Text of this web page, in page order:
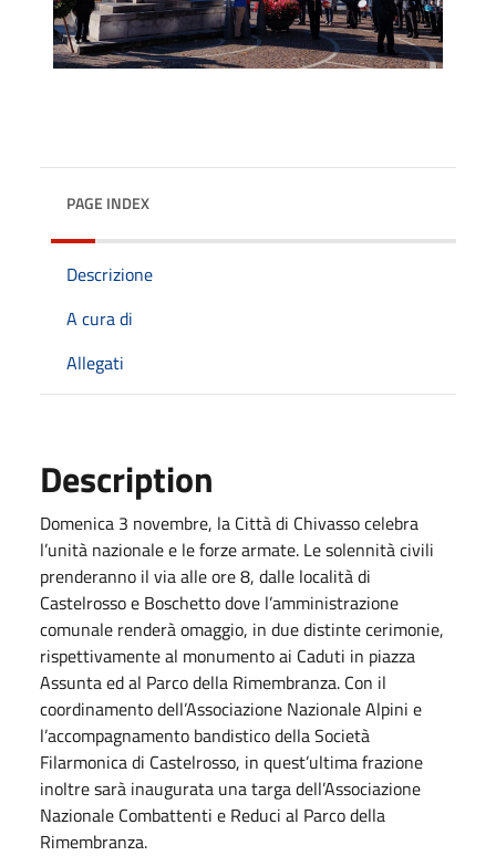
PAGE INDEX
Descrizione
A cura di
Allegati
Description
Domenica 3 novembre, la Città di Chivasso celebra
l’unità nazionale e le forze armate. Le solennità civili
prenderanno il via alle ore 8, dalle località di
Castelrosso e Boschetto dove l’amministrazione
comunale renderà omaggio, in due distinte cerimonie,
rispettivamente al monumento ai Caduti in piazza
Assunta ed al Parco della Rimembranza. Con il
coordinamento dell’Associazione Nazionale Alpini e
l’accompagnamento bandistico della Società
Filarmonica di Castelrosso, in quest’ultima frazione
inoltre sarà inaugurata una targa dell’Associazione
Nazionale Combattenti e Reduci al Parco della
Rimembranza.